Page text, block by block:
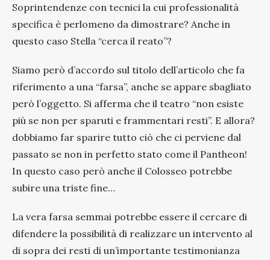
Soprintendenze con tecnici la cui professionalità
specifica è perlomeno da dimostrare? Anche in
questo caso Stella “cerca il reato”?
Siamo però d’accordo sul titolo dell’articolo che fa
riferimento a una “farsa”, anche se appare sbagliato
però l’oggetto. Si afferma che il teatro “non esiste
più se non per sparuti e frammentari resti”. E allora?
dobbiamo far sparire tutto ciò che ci perviene dal
passato se non in perfetto stato come il Pantheon!
In questo caso però anche il Colosseo potrebbe
subire una triste fine…
La vera farsa semmai potrebbe essere il cercare di
difendere la possibilità di realizzare un intervento al
di sopra dei resti di un’importante testimonianza